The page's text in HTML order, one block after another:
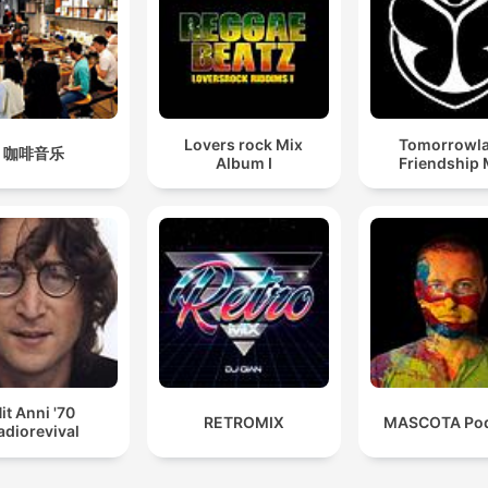
咖啡音乐
Lovers rock Mix
Album I
Friendship
Anni '70
RETROMIX MASCOTA